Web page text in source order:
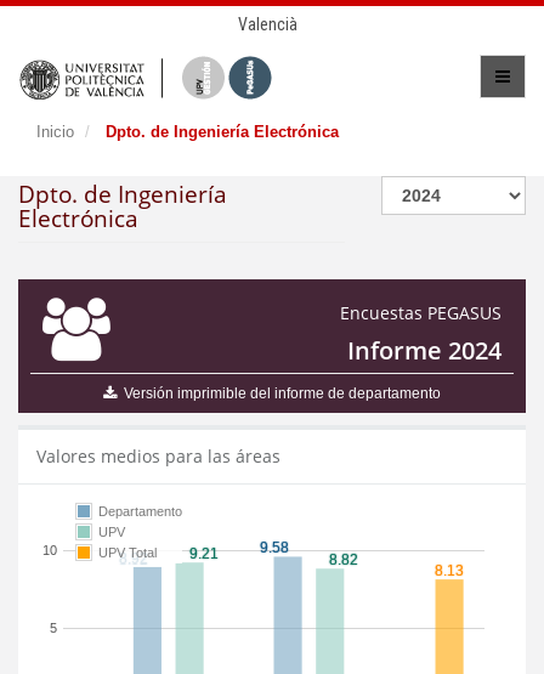
Valencià
Inicio Dpto. de Ingeniería Electrónica
Dpto. de Ingeniería
Electrónica
Encuestas PEGASUS
Informe 2024
Versión imprimible del informe de departamento
Valores medios para las áreas
5
10
Departamento
UPV
UPV Total